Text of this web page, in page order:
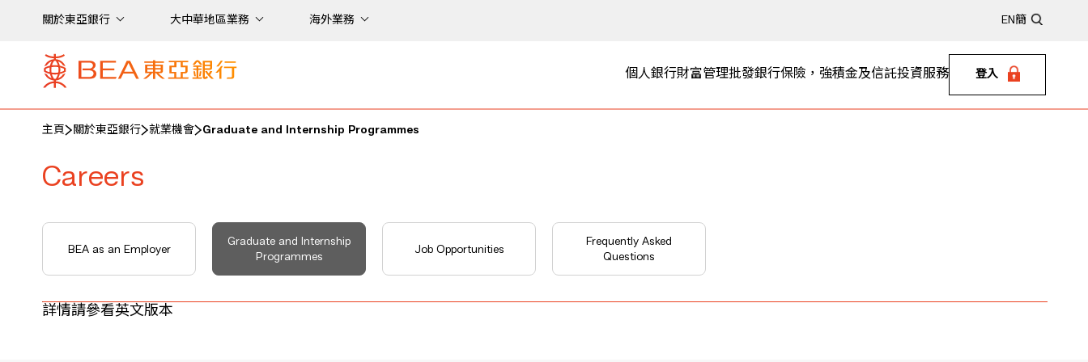
關於東亞銀行 大中華地區業務 海外業務 EN 簡
個人銀行財富管理批發銀行保險，強積金及信託投資服務 登入
主頁 關於東亞銀行 就業機會 Graduate and Internship Programmes
Careers
BEA as an Employer
Graduate and Internship
Programmes
Job Opportunities
Frequently Asked
Questions
詳情請參看英文版本